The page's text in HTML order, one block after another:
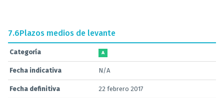
7.6Plazos medios de levante
Categoría A
Fecha indicativa N/A
Fecha definitiva 22 febrero 2017